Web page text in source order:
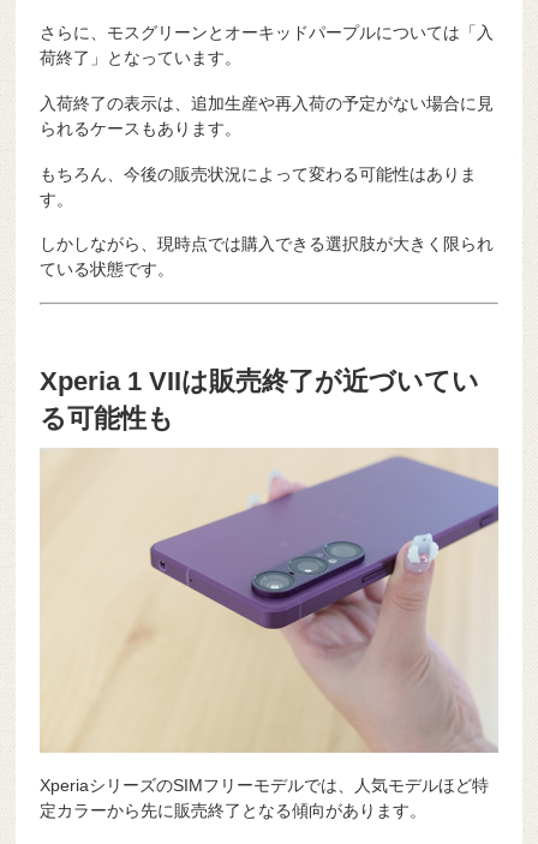
さらに、モスグリーンとオーキッドパープルについては「入
荷終了」となっています。
入荷終了の表示は、追加生産や再入荷の予定がない場合に見
られるケースもあります。
もちろん、今後の販売状況によって変わる可能性はありま
す。
しかしながら、現時点では購入できる選択肢が大きく限られ
ている状態です。
Xperia 1 VIIは販売終了が近づいてい
る可能性も
XperiaシリーズのSIMフリーモデルでは、人気モデルほど特
定カラーから先に販売終了となる傾向があります。